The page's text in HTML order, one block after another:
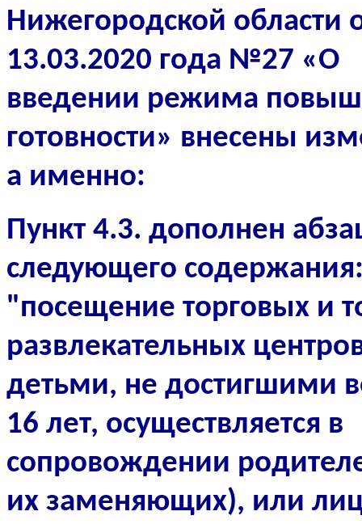
Нижегородской области
13.03.2020 года №27 «О
введении режима
готовности» внесены
а именно:
Пункт 4.3. дополнен
следующего
"посещение торговых и
развлекательных
детьми, не достигшими
16 лет, осуществляется в
сопровождении
их заменяющих), или